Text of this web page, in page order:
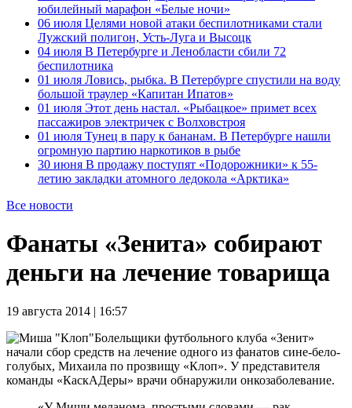
юбилейный марафон «Белые ночи»
06 июля Целями новой атаки беспилотниками стали
Лужский полигон, Усть-Луга и Высоцк
04 июля В Петербурге и Ленобласти сбили 72
беспилотника
01 июля Ловись, рыбка. В Петербурге спустили на воду
большой траулер «Капитан Ипатов»
01 июля Этот день настал. «Рыбацкое» примет всех
пассажиров электричек с Волховстроя
01 июля Тунец в пару к бананам. В Петербурге нашли
огромную партию наркотиков в рыбе
30 июня В продажу поступят «Подорожники» к 55-
летию закладки атомного ледокола «Арктика»
Все новости
Фанаты «Зенита» собирают
деньги на лечение товарища
19 августа 2014 | 16:57
Болельщики футбольного клуба «Зенит»
начали сбор средств на лечение одного из фанатов сине-бело-
голубых, Михаила по прозвищу «Клоп». У представителя
команды «КаскАДеры» врачи обнаружили онкозаболевание.